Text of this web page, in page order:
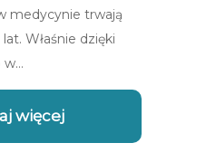
medycynie trwają
Właśnie dzięki
w…
więcej